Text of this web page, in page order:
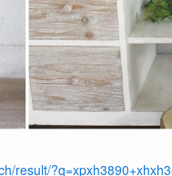
result/